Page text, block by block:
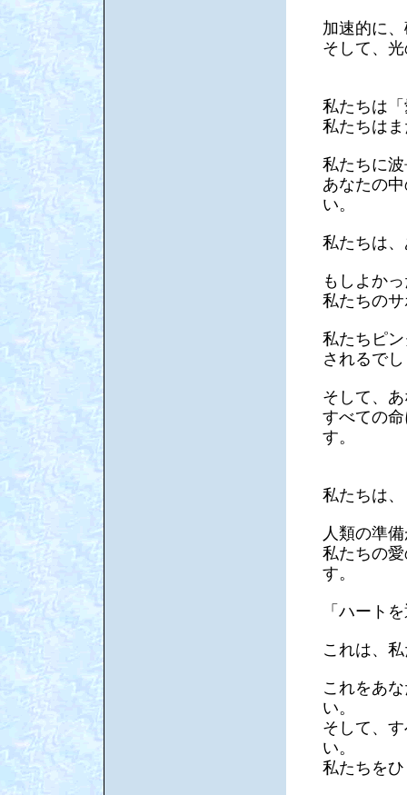
加速的に
そして、
私たちは
私たちは
私たちに
あなたの
い。
私たちは
もしよか
私たちの
私たちピ
されるで
そして、
すべての
す。
私たちは
人類の準
私たちの
す。
「ハート
これは、
これをあ
い。
そして、
い。
私たちを